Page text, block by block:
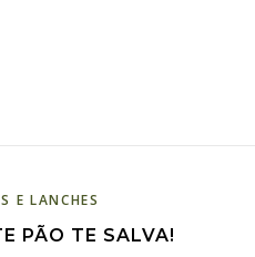
E LANCHES
PÃO TE SALVA!